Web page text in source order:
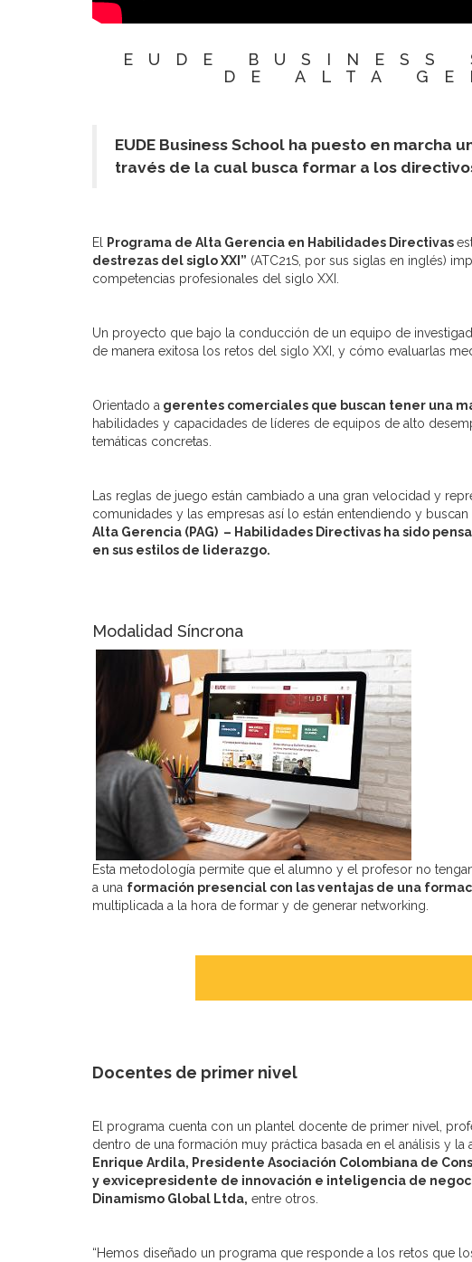
EUDE BUSINESS
DE ALTA
EUDE Business School ha puesto en marcha
través de la cual busca formar a los
El Programa de Alta Gerencia en Habilidades Directivas
destrezas del siglo XXI” (ATC21S, por sus siglas en inglés)
competencias profesionales del siglo XXI.
Un proyecto que bajo la conducción de un equipo de
de manera exitosa los retos del siglo XXI, y cómo evaluarlas
Orientado a gerentes comerciales que buscan tener una
habilidades y capacidades de líderes de equipos de alto
temáticas concretas.
Las reglas de juego están cambiado a una gran velocidad y
comunidades y las empresas así lo están entendiendo y
Alta Gerencia (PAG) – Habilidades Directivas ha sido
en sus estilos de liderazgo.
Modalidad Síncrona
Esta metodología permite que el alumno y el profesor no
a una formación presencial con las ventajas de una
multiplicada a la hora de formar y de generar networking.
Docentes de primer nivel
El programa cuenta con un plantel docente de primer nivel,
dentro de una formación muy práctica basada en el análisis y
Enrique Ardila, Presidente Asociación Colombiana de
y exvicepresidente de innovación e inteligencia de
Dinamismo Global Ltda, entre otros.
“Hemos diseñado un programa que responde a los retos que